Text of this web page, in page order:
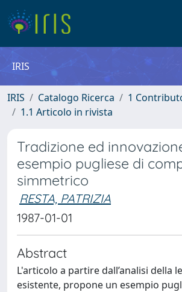
IRIS
IRIS Catalogo Ricerca
1
1.1 Articolo in rivista
Tradizione ed
esempio pugliese di
simmetrico
RESTA, PATRIZIA
1987-01-01
Abstract
L'articolo a partire dall’analisi della
esistente, propone un esempio